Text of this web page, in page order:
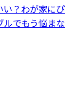
い？わが家にぴ
ルでもう悩まな